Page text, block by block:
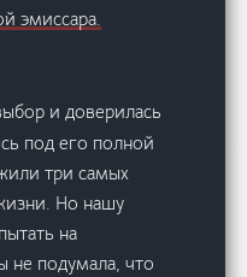
эмиссара.
и доверилась
под его полной
три самых
Но нашу
на
не подумала, что